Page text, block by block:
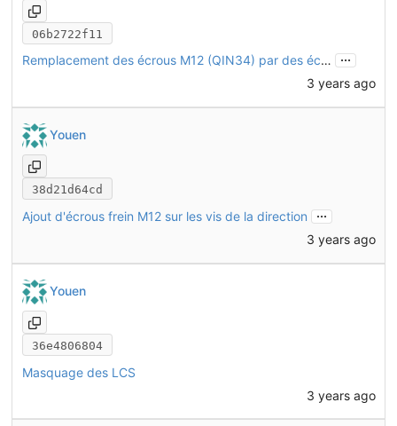
06b2722f11
Remplacement des écrous M12 (QIN34) par des écrous bas
...
3 years ago
Youen
38d21d64cd
Ajout d'écrous frein M12 sur les vis de la direction
...
3 years ago
Youen
36e4806804
Masquage des LCS
3 years ago